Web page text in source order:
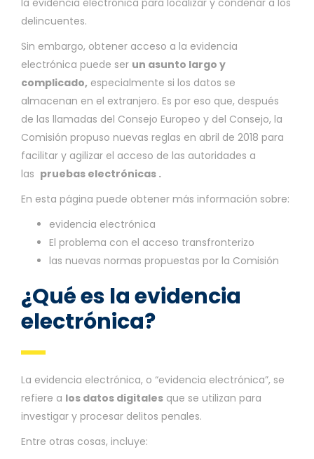
la evidencia electrónica para localizar y condenar a los
delincuentes.
Sin embargo, obtener acceso a la evidencia
electrónica puede ser un asunto largo y
complicado, especialmente si los datos se
almacenan en el extranjero. Es por eso que, después
de las llamadas del Consejo Europeo y del Consejo, la
Comisión propuso nuevas reglas en abril de 2018 para
facilitar y agilizar el acceso de las autoridades a
las pruebas electrónicas .
En esta página puede obtener más información sobre:
evidencia electrónica
El problema con el acceso transfronterizo
las nuevas normas propuestas por la Comisión
¿Qué es la evidencia
electrónica?
La evidencia electrónica, o “evidencia electrónica”, se
refiere a los datos digitales que se utilizan para
investigar y procesar delitos penales.
Entre otras cosas, incluye: